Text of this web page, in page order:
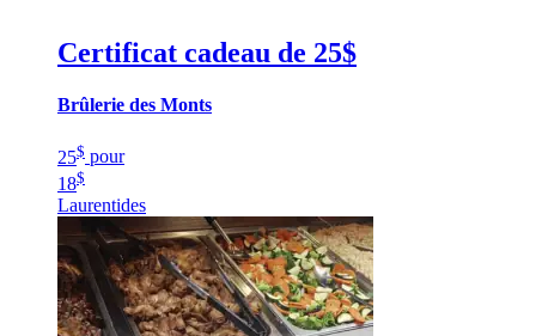
Certificat cadeau de 25$
Brûlerie des Monts
25$ pour
18$
Laurentides